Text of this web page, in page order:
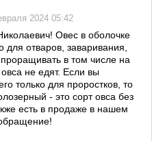
2024 05:42
Овес в оболочке
отваров, заваривания,
в том числе на
не едят. Если вы
только для проростков, то
- это сорт овса без
есть в продаже в нашем